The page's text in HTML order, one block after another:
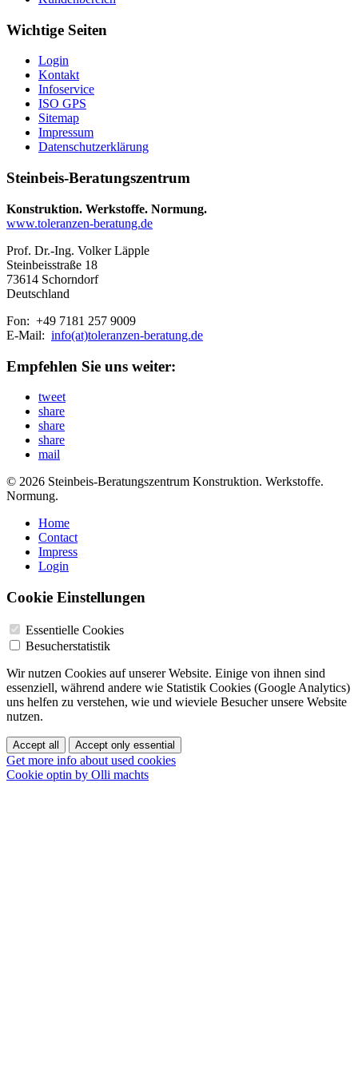
Wichtige Seiten
Login
Kontakt
Infoservice
ISO GPS
Sitemap
Impressum
Datenschutzerklärung
Steinbeis-Beratungszentrum
Konstruktion. Werkstoffe. Normung.
www.toleranzen-beratung.de
Prof. Dr.-Ing. Volker Läpple
Steinbeisstraße 18
73614 Schorndorf
Deutschland
Fon: +49 7181 257 9009
E-Mail: info(at)toleranzen-beratung.de
Empfehlen Sie uns weiter:
tweet
share
share
share
mail
© 2026 Steinbeis-Beratungszentrum Konstruktion. Werkstoffe.
Normung.
Home
Contact
Impress
Login
Cookie Einstellungen
Essentielle Cookies
Besucherstatistik
Wir nutzen Cookies auf unserer Website. Einige von ihnen sind
essenziell, während andere wie Statistik Cookies (Google Analytics)
uns helfen zu verstehen, wie und wieviele Besucher unsere Website
nutzen.
Accept all Accept only essential
Get more info about used cookies
Cookie optin by Olli machts